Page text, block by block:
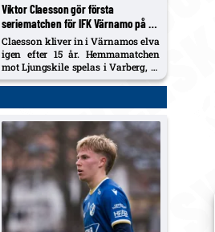
Viktor Claesson gör första
seriematchen för IFK Värnamo på 15
år – flyttad hemmadebut i Varberg
mot Ljungskile
Claesson kliver in i Värnamos elva
igen efter 15 år. Hemmamatchen
mot Ljungskile spelas i Varberg, 12
mil från Finnvedsvallen. Han talar